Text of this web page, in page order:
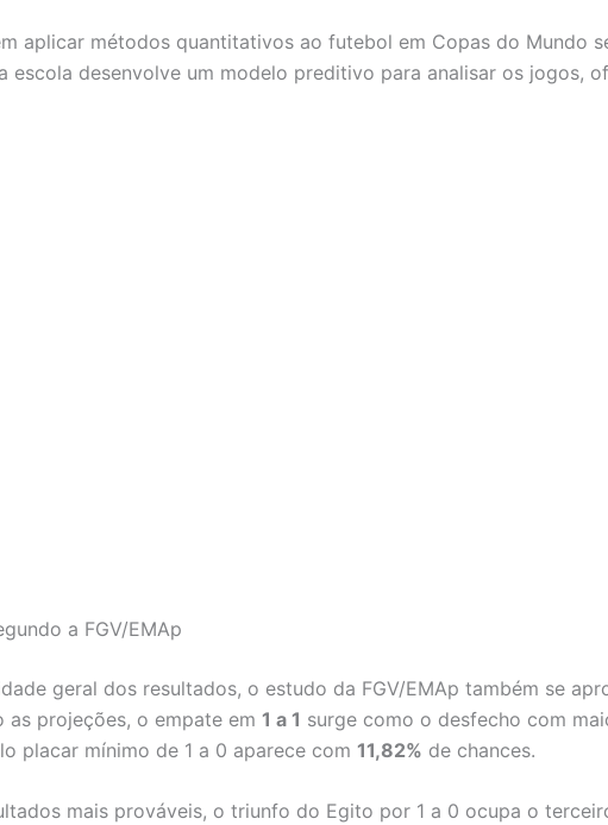
aplicar métodos quantitativos ao futebol em Copas do Mundo
escola desenvolve um modelo preditivo para analisar os jogos,
a FGV/EMAp
geral dos resultados, o estudo da FGV/EMAp também se
as projeções, o empate em 1 a 1 surge como o desfecho com
placar mínimo de 1 a 0 aparece com 11,82% de chances.
mais prováveis, o triunfo do Egito por 1 a 0 ocupa o